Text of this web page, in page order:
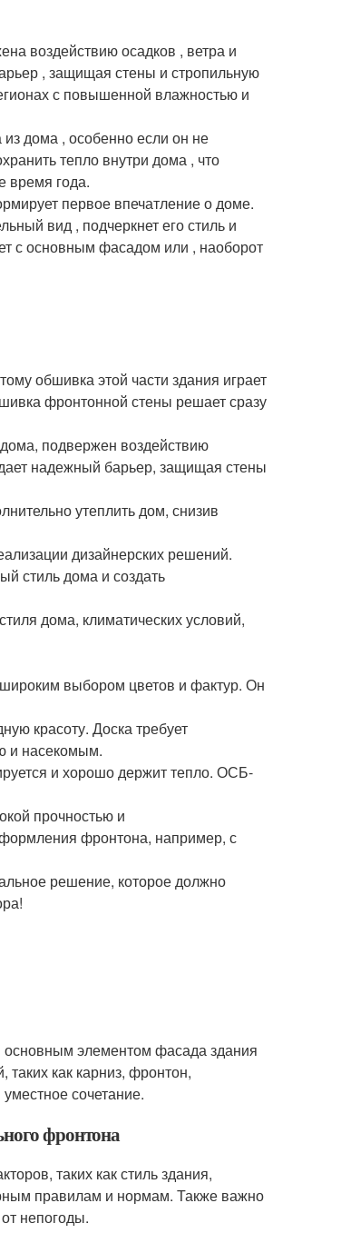
воздействию осадков , ветра и
, защищая стены и стропильную
с повышенной влажностью и
дома , особенно если он не
тепло внутри дома , что
время года.
первое впечатление о доме.
вид , подчеркнет его стиль и
с основным фасадом или , наоборот
обшивка этой части здания играет
фронтонной стены решает сразу
подвержен воздействию
надежный барьер, защищая стены
утеплить дом, снизив
дизайнерских решений.
стиль дома и создать
дома, климатических условий,
выбором цветов и фактур. Он
красоту. Доска требует
и насекомым.
и хорошо держит тепло. ОСБ-
прочностью и
фронтона, например, с
решение, которое должно
основным элементом фасада здания
как карниз, фронтон,
сочетание.
фронтона
таких как стиль здания,
правилам и нормам. Также важно
непогоды.